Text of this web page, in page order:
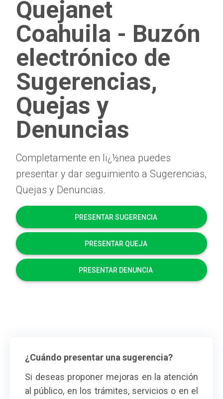
Quejanet
Coahuila - Buzón
electrónico de
Sugerencias,
Quejas y
Denuncias
Completamente en lï¿½nea puedes
presentar y dar seguimiento a Sugerencias,
Quejas y Denuncias.
PRESENTAR SUGERENCIA
PRESENTAR QUEJA
PRESENTAR DENUNCIA
¿Cuándo presentar una sugerencia?
Si deseas proponer mejoras en la atención
al público, en los trámites, servicios o en el